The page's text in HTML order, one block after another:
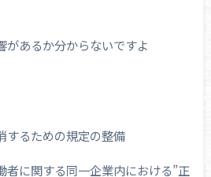
があるか分からないですよ
るための規定の整備
者に関する同一企業内における”正